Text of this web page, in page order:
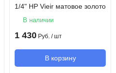
1/4" НР Vieir матовое золото
В наличии
1 430 Руб. / шт
В корзину